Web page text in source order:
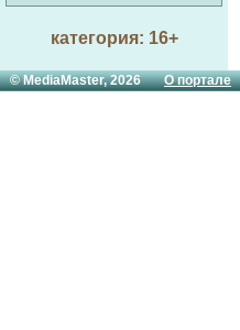
категория: 16+
© MediaMaster, 2026О портале